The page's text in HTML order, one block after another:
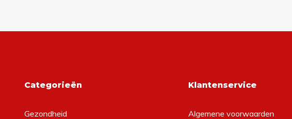
Categorieën
Gezondheid
Klantenservice
Algemene voorwaarden